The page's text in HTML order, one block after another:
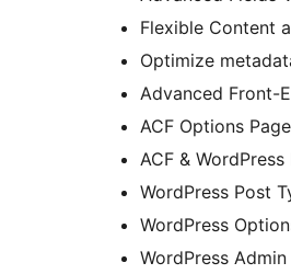
Flexible Content
Optimize
Advanced Front-
ACF Options
ACF &
WordPress Post
WordPress
WordPress